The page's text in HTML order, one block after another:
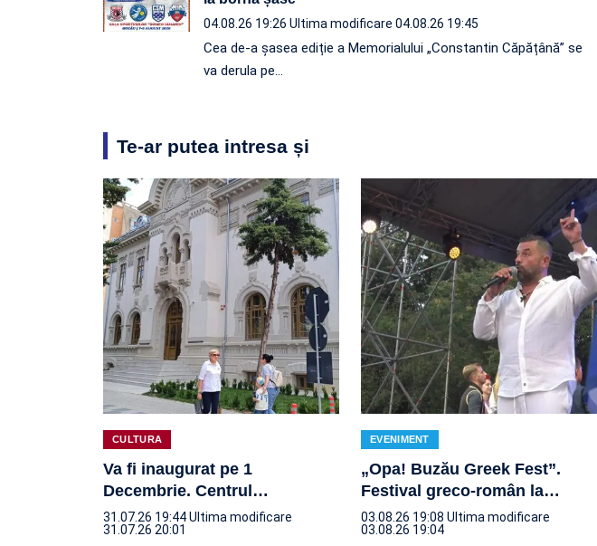
04.08.26 19:26 Ultima modificare 04.08.26 19:45
Cea de-a șasea ediție a Memorialului „Constantin Căpățână” se
va derula pe…
Te-ar putea intresa și
CULTURA
Va fi inaugurat pe 1
Decembrie. Centrul…
31.07.26 19:44Ultima modificare
31.07.26 20:01
EVENIMENT
„Opa! Buzău Greek Fest”.
Festival greco-român la…
03.08.26 19:08 Ultima modificare
03.08.26 19:04